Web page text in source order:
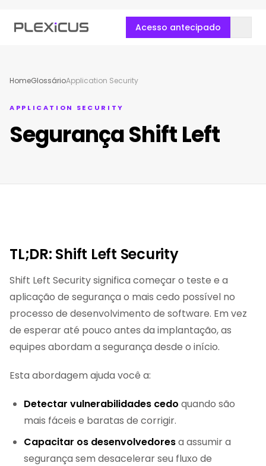
Acesso antecipado
HomeGlossárioApplication Security
APPLICATION SECURITY
Segurança Shift Left
TL;DR: Shift Left Security
Shift Left Security significa começar o teste e a
aplicação de segurança o mais cedo possível no
processo de desenvolvimento de software. Em vez
de esperar até pouco antes da implantação, as
equipes abordam a segurança desde o início.
Esta abordagem ajuda você a:
Detectar vulnerabilidades cedo quando são
mais fáceis e baratas de corrigir.
Capacitar os desenvolvedoresa assumir a
segurança sem desacelerar seu fluxo de